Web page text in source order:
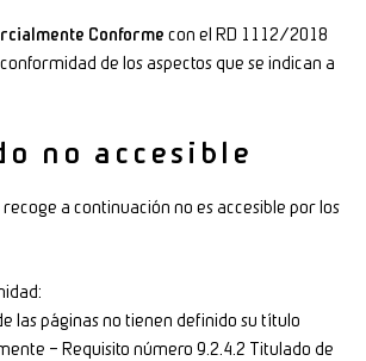
Conforme con el RD 1112/2018
de los aspectos que se indican a
no accesible
a continuación no es accesible por los
las páginas no tienen definido su título
– Requisito número 9.2.4.2 Titulado de